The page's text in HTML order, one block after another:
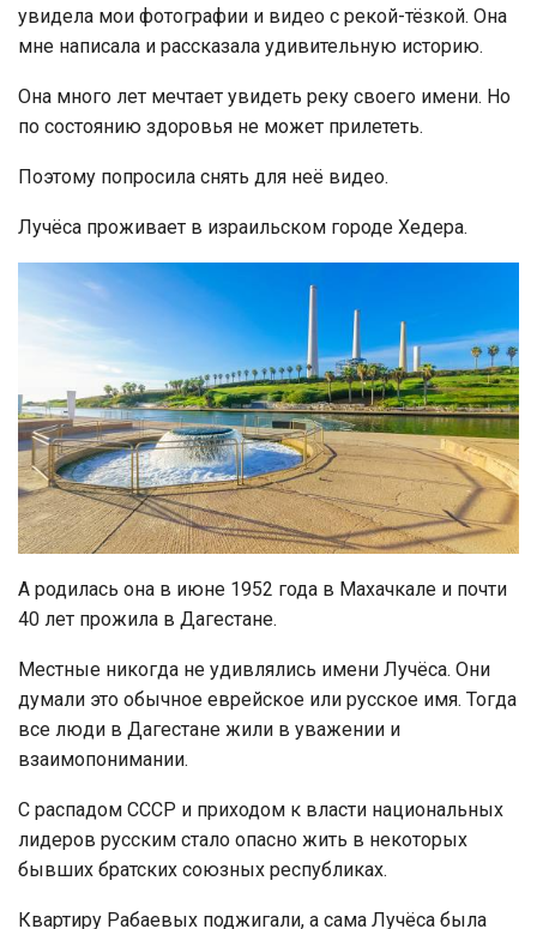
увидела мои фотографии и видео с рекой-тёзкой. Она
мне написала и рассказала удивительную историю.
Она много лет мечтает увидеть реку своего имени. Но
по состоянию здоровья не может прилететь.
Поэтому попросила снять для неё видео.
Лучёса проживает в израильском городе Хедера.
А родилась она в июне 1952 года в Махачкале и почти
40 лет прожила в Дагестане.
Местные никогда не удивлялись имени Лучёса. Они
думали это обычное еврейское или русское имя. Тогда
все люди в Дагестане жили в уважении и
взаимопонимании.
С распадом СССР и приходом к власти национальных
лидеров русским стало опасно жить в некоторых
бывших братских союзных республиках.
Квартиру Рабаевых поджигали, а сама Лучёса была